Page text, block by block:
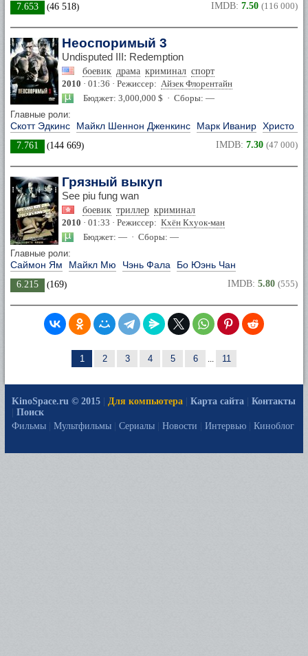
7.653 (46 518) IMDB: 7.50 (116 000)
Неоспоримый 3
Undisputed III: Redemption
боевик драма криминал спорт
2010 · 01:36 · Режиссер: Айзек Флорентайн
Бюджет: 3,000,000 $ · Сборы: —
Главные роли:
Скотт Эдкинс Майкл Шеннон Дженкинс Марк Иванир Христо
7.761 (144 669) IMDB: 7.30 (47 000)
Грязный выкуп
See piu fung wan
боевик триллер криминал
2010 · 01:33 · Режиссер: Кхён Кхуок-ман
Бюджет: — · Сборы: —
Главные роли:
Саймон Ям Майкл Мю Чэнь Фала Бо Юэнь Чан
6.215 (169) IMDB: 5.80 (555)
1 2 3 4 5 6 ... 11
KinoSpace.ru © 2015 Для компьютера Карта сайта
Контакты
Поиск
Фильмы
Мультфильмы Сериалы Новости Интервью Киноблог